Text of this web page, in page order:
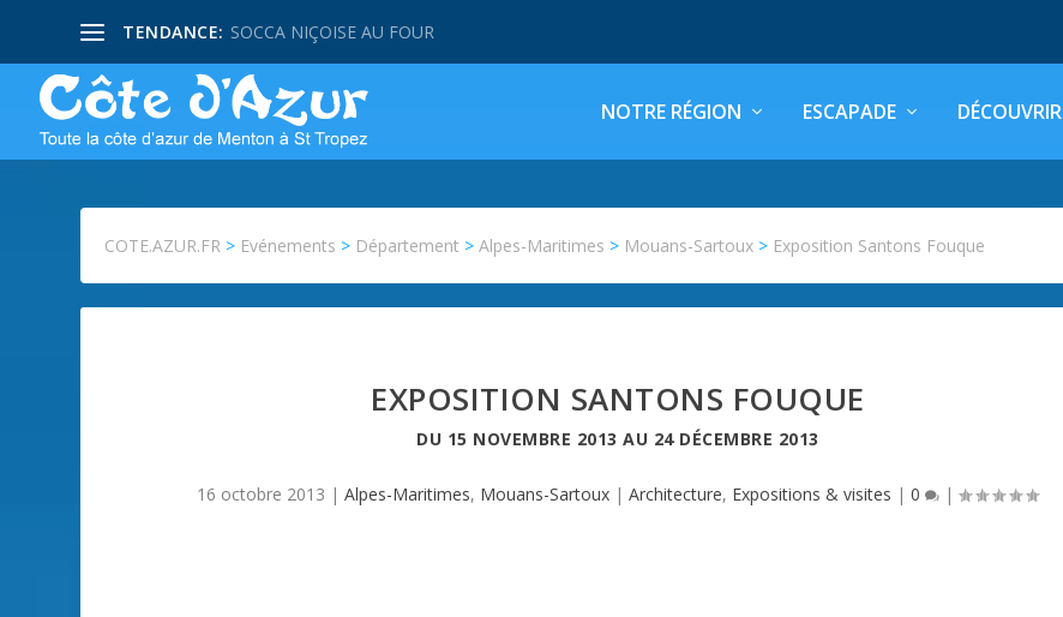
TENDANCE: SOCCA NIÇOISE AU FOUR
NOTRE RÉGION ESCAPADE DÉCOUVRIR
COTE.AZUR.FR > Evénements > Département >Alpes-Maritimes > Mouans-Sartoux > Exposition Santons Fouque
EXPOSITION SANTONS FOUQUE
DU 15 NOVEMBRE 2013 AU 24 DÉCEMBRE 2013
16 octobre 2013 |Alpes-Maritimes, Mouans-Sartoux |Architecture, Expositions & visites |0 |